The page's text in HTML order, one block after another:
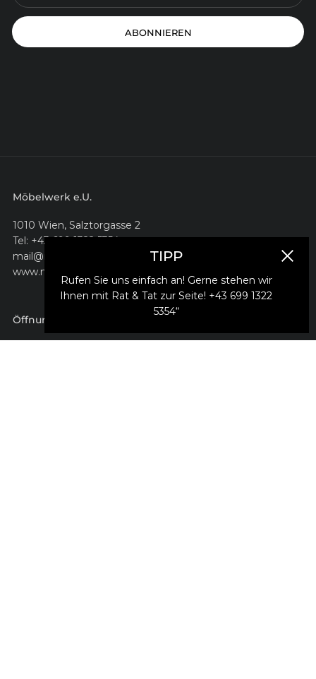
ABONNIEREN
Möbelwerk e.U.
1010 Wien, Salztorgasse 2
Tel: +43 699 1322 5354
mail@moebelwerk.at
www.moebelwerk.at
Öffnungszeiten
TIPP
Rufen Sie uns einfach an! Gerne stehen wir
Ihnen mit Rat & Tat zur Seite! +43 699 1322
5354“